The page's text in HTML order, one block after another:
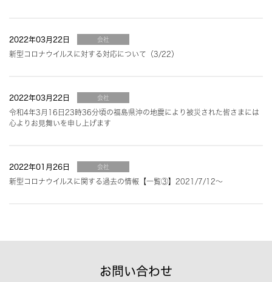
2022年03月22日 会社
新型コロナウイルスに対する対応について（3/22）
2022年03月22日 会社
令和4年3月16日23時36分頃の福島県沖の地震により被災された皆さまには
心よりお見舞いを申し上げます
2022年01月26日 会社
新型コロナウイルスに関する過去の情報【一覧③】2021/7/12〜
お問い合わせ